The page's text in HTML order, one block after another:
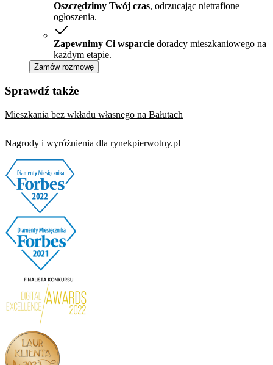
Oszczędzimy Twój czas, odrzucając nietrafione
ogłoszenia.
Zapewnimy Ci wsparcie doradcy mieszkaniowego na
każdym etapie.
Zamów rozmowę
Sprawdź także
Mieszkania bez wkładu własnego na Bałutach
Nagrody i wyróżnienia dla rynekpierwotny.pl